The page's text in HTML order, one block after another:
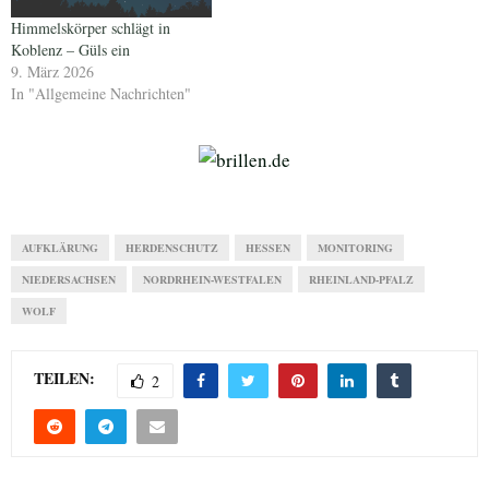
Himmelskörper schlägt in
Koblenz – Güls ein
9. März 2026
In "Allgemeine Nachrichten"
AUFKLÄRUNG HERDENSCHUTZ HESSEN MONITORING
NIEDERSACHSEN NORDRHEIN-WESTFALEN RHEINLAND-PFALZ
WOLF
TEILEN: 2